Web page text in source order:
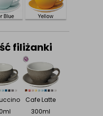
filiżanki
Cafe Latte
300ml